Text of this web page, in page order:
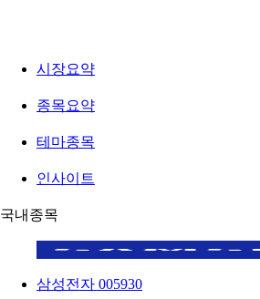
시장요약
종목요약
테마종목
인사이트
국내종목
삼성전자 005930